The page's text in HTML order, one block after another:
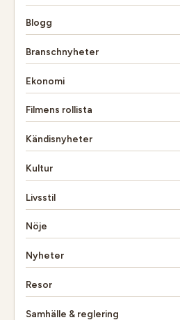
Blogg
Branschnyheter
Ekonomi
Filmens rollista
Kändisnyheter
Kultur
Livsstil
Nöje
Nyheter
Resor
Samhälle & reglering